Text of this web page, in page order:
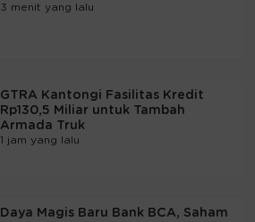
3 menit yang lalu
GTRA Kantongi Fasilitas Kredit
Rp130,5 Miliar untuk Tambah
Armada Truk
1 jam yang lalu
Daya Magis Baru Bank BCA, Saham